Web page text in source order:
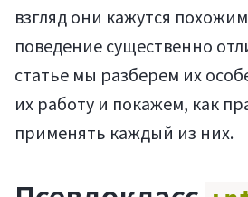
взгляд они кажутся
поведение существенно
статье мы разберем их
их работу и покажем, как
применять каждый из них.